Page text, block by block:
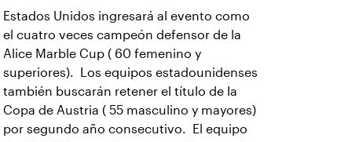
Estados Unidos ingresará al evento como
el cuatro veces campeón defensor de la
Alice Marble Cup ( 60 femenino y
superiores). Los equipos estadounidenses
también buscarán retener el título de la
Copa de Austria ( 55 masculino y mayores)
por segundo año consecutivo. El equipo